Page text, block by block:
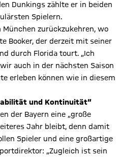
Dunkings zählte er in beiden
Spielern.
zurückzukehren, wo
Booker, der derzeit mit seiner
durch Florida tourt. „Ich
auch in der nächsten Saison
erleben können wie in diesem
und Kontinuität“
der Bayern eine „große
Jahr bleibt, denn damit
Spieler und eine großartige
„Zugleich ist sein